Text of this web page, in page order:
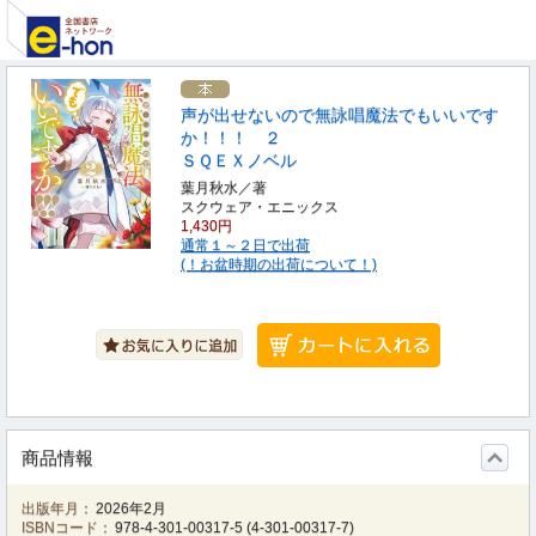
声が出せないので無詠唱魔法でもいいです
か！！！ ２
ＳＱＥＸノベル
葉月秋水／著
スクウェア・エニックス
1,430円
通常１～２日で出荷
(！お盆時期の出荷について！)
商品情報
出版年月： 2026年2月
ISBNコード： 978-4-301-00317-5 (4-301-00317-7)